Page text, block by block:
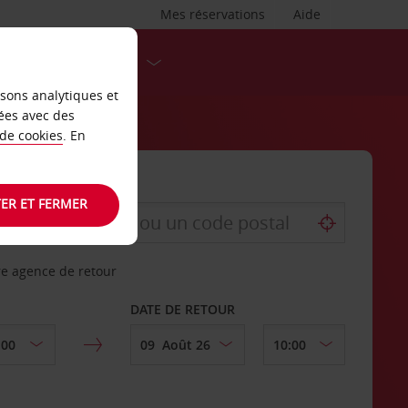
Aide
Mes réservations
agence de retour
DATE DE RETOUR
analytiques et
avec des
cookies. En
ET FERMER